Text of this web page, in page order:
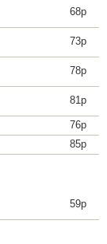
68p
73p
78p
81p
76p
85p
59p